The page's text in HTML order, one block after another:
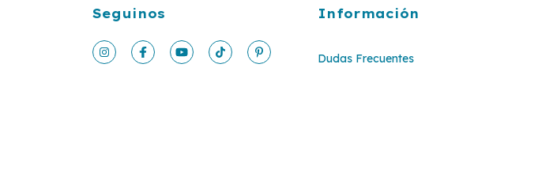
Seguinos Información
Dudas Frecuentes